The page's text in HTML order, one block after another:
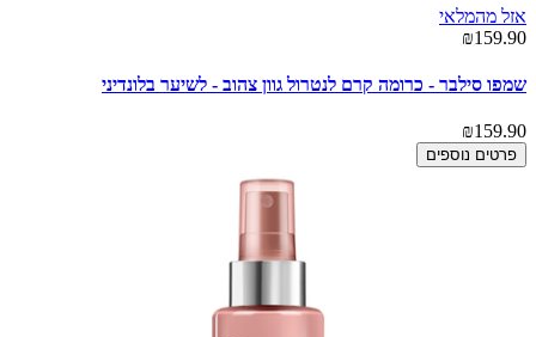
אזל מהמלאי
₪159.90
שמפו סילבר - כרומה קרם לנטרול גוון צהוב - לשיער בלונדיני
₪159.90
פרטים נוספים